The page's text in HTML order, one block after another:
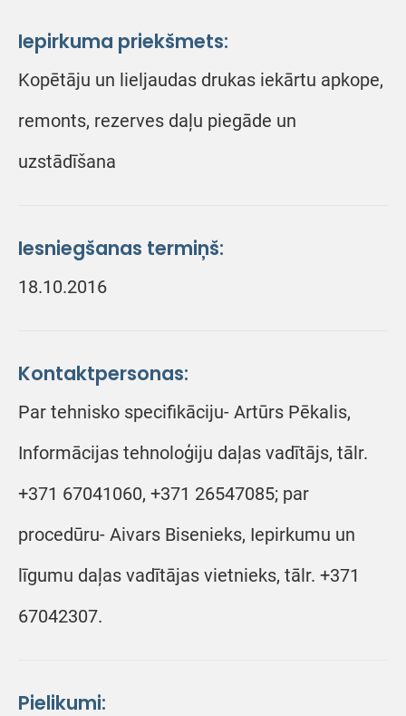
Iepirkuma priekšmets:
Kopētāju un lieljaudas drukas iekārtu apkope,
remonts, rezerves daļu piegāde un
uzstādīšana
Iesniegšanas termiņš:
18.10.2016
Kontaktpersonas:
Par tehnisko specifikāciju- Artūrs Pēkalis,
Informācijas tehnoloģiju daļas vadītājs, tālr.
+371 67041060, +371 26547085; par
procedūru- Aivars Bisenieks, Iepirkumu un
līgumu daļas vadītājas vietnieks, tālr. +371
67042307.
Pielikumi: